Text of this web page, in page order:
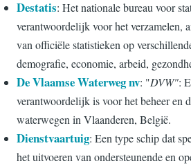
Destatis: Het nationale bureau voor
verantwoordelijk voor het verzamelen,
van officiële statistieken op
demografie, economie, arbeid,
De Vlaamse Waterweg nv: "DVW":
verantwoordelijk is voor het beheer en
waterwegen in Vlaanderen, België.
Dienstvaartuig: Een type schip dat
het uitvoeren van ondersteunende en